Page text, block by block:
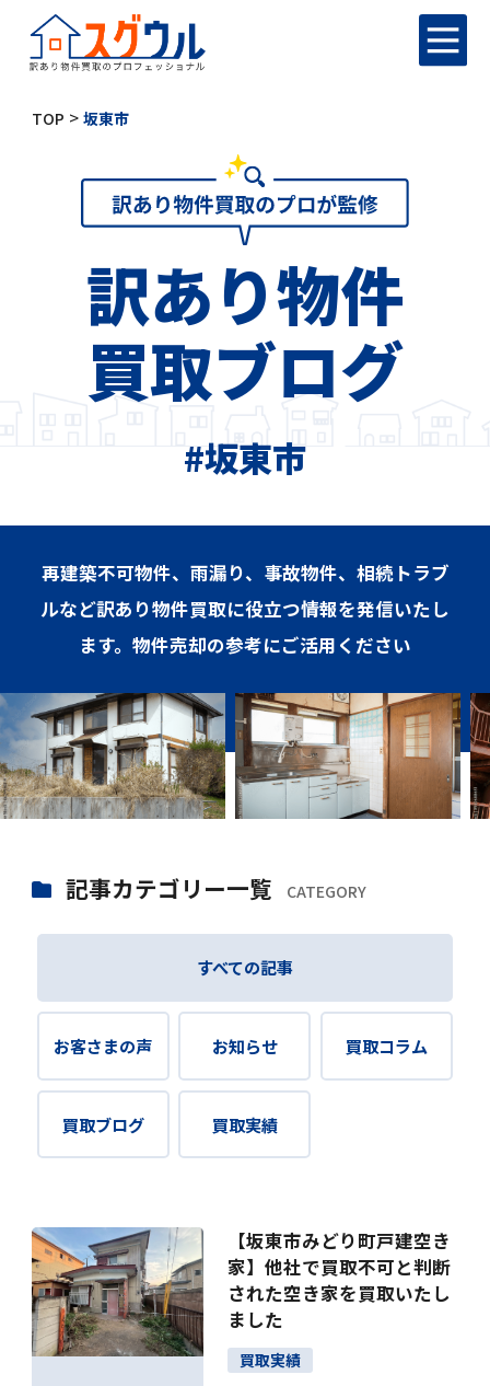
TOP >坂東市
訳あり物件
買取ブログ
#坂東市
再建築不可物件、雨漏り、事故物件、相続トラブ
ルなど訳あり物件買取に役立つ情報を発信いたし
ます。物件売却の参考にご活用ください
記事カテゴリー一覧 CATEGORY
すべての記事
お客さまの声 お知らせ 買取コラム
買取ブログ 買取実績
【坂東市みどり町戸建空き
家】他社で買取不可と判断
された空き家を買取いたし
ました
買取実績